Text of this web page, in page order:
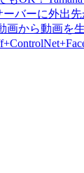
ーバーに外出
画から動画を